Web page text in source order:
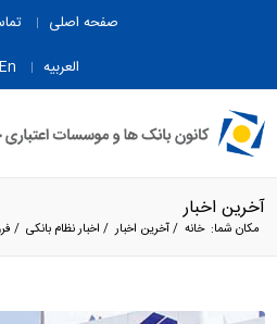
صفحه اصلی
العربیه
En
آخرین اخبار
مکان شما: خانه /آخرین اخبار / اخبار نظام بانکی /